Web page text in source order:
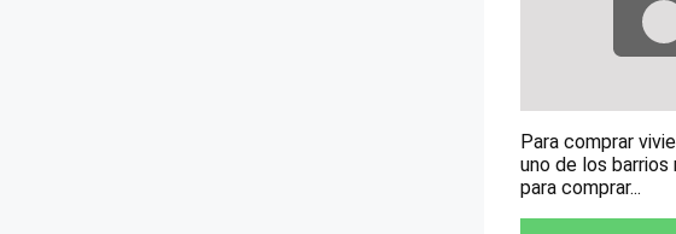
Para comprar
uno de los
para comprar...